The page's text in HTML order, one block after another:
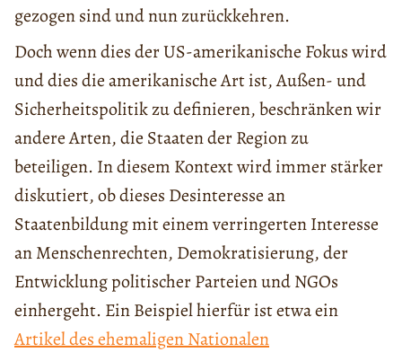
gezogen sind und nun zurückkehren.
Doch wenn dies der US-amerikanische Fokus wird
und dies die amerikanische Art ist, Außen- und
Sicherheitspolitik zu definieren, beschränken wir
andere Arten, die Staaten der Region zu
beteiligen. In diesem Kontext wird immer stärker
diskutiert, ob dieses Desinteresse an
Staatenbildung mit einem verringerten Interesse
an Menschenrechten, Demokratisierung, der
Entwicklung politischer Parteien und NGOs
einhergeht. Ein Beispiel hierfür ist etwa ein
Artikel des ehemaligen Nationalen